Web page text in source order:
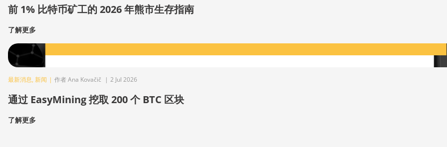
前 1% 比特币矿工的 2026 年熊市生存指南
了解更多
最新消息, 新闻 | 作者 Ana Kovačič | 2 Jul 2026
通过 EasyMining 挖取 200 个 BTC 区块
了解更多